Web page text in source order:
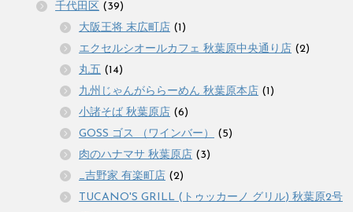
千代田区 (39)
大阪王将 末広町店 (1)
エクセルシオールカフェ 秋葉原中央通り店 (2)
丸五 (14)
九州じゃんがららーめん 秋葉原本店 (1)
小諸そば 秋葉原店 (6)
GOSS ゴス （ワインバー）
(5)
肉のハナマサ 秋葉原店 (3)
_吉野家 有楽町店 (2)
TUCANO'S GRILL (トゥッカーノ グリル) 秋葉原2号